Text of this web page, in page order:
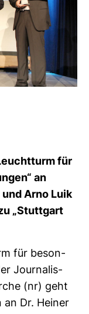
für
an
Arno Luik
„Stutt­gart
für beson­
Jour­na­lis­
(nr) geht
an Dr. Heiner